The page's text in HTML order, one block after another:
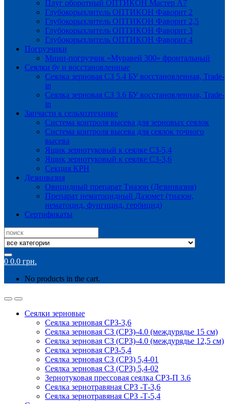
Плуг оборотный ОПТИКОН Мастер А7
Глубокорыхлитель ОПТИКОН Фаворит 2
Глубокорыхлитель ОПТИКОН Фаворит 2,5
Глубокорыхлитель ОПТИКОН Фаворит 3
Глубокорыхлитель ОПТИКОН Фаворит 4
Погрузчики
Мини-погрузчик «Муравей 300» фронтальный
Сеялки бу и восстановленные
Сеялка зерновая СЗ 5.4 БУ восстановленная, Trade-
in
Сеялка зерновая СЗ 3.6 БУ восстановленная, Trade-
in
Запчасти к сельхозтехнике
Система контроля высева для зерновых сеялок
Система контроля высева для сеялок точного
высева
Ящик зернотуковый к сеялке СЗ-5,4
Ящик зернотуковый к сеялке СЗ-3,6
Секция КРН
Дезинвазия
Овицидный препарат Тиазон (Дезинвазия)
Препарат нематоцидный Дазомет (тиазон,
нематоцид, фунгицид, гербицид)
Сертификаты
Search
for:
0 0.0 грн.
No products in the cart.
Сеялки зерновые
Сеялка зерновая СРЗ-3,6
Сеялка зерновая СЗ (СРЗ)-4.0 (междурядье 15 см)
Сеялка зерновая СЗ (СРЗ)-4.0 (междурядье 12,5 см)
Сеялка зерновая СРЗ-5,4
Сеялка зерновая СЗ (СРЗ) 5,4-01
Сеялка зерновая СЗ (СРЗ) 5,4-02
Зернотуковая прессовая сеялка СРЗ-П 3.6
Сеялка зернотравяная СРЗ -Т-3,6
Сеялка зернотравяная СРЗ -Т-5,4